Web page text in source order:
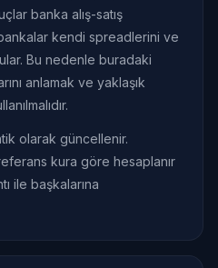
banka alış-satış
kendi spreadlerini ve
Bu nedenle buradaki
anlamak ve yaklaşık
olarak güncellenir.
kura göre hesaplanır
ile başkalarına